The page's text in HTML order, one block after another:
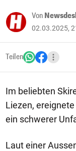
Von
02.03.2025,
Teilen
Im beliebten
Liezen,
ein schwerer
Laut einer